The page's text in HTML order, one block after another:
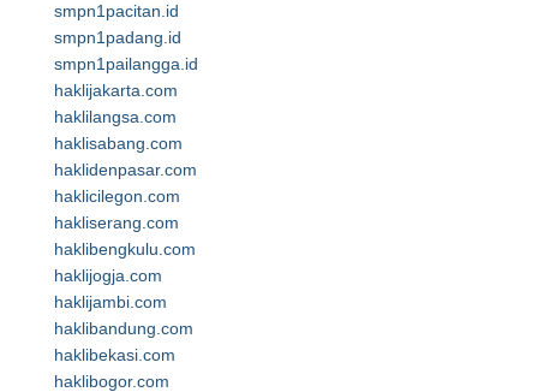
smpn1pacitan.id
smpn1padang.id
smpn1pailangga.id
haklijakarta.com
haklilangsa.com
haklisabang.com
haklidenpasar.com
haklicilegon.com
hakliserang.com
haklibengkulu.com
haklijogja.com
haklijambi.com
haklibandung.com
haklibekasi.com
haklibogor.com